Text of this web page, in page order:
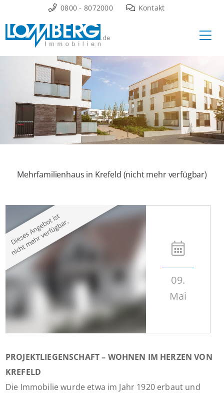
Inhalt
springen
0800 - 8072000 Kontakt
Mehrfamilienhaus in Krefeld (nicht mehr verfügbar)
09.
Mai
PROJEKTLIEGENSCHAFT – WOHNEN IM HERZEN VON
KREFELD
Die Immobilie wurde etwa im Jahr 1920 erbaut und